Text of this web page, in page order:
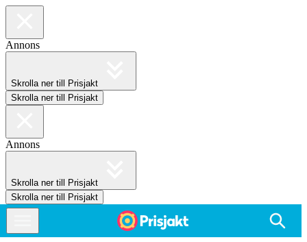
Annons
Skrolla ner till Prisjakt
Skrolla ner till Prisjakt
Annons
Skrolla ner till Prisjakt
Skrolla ner till Prisjakt